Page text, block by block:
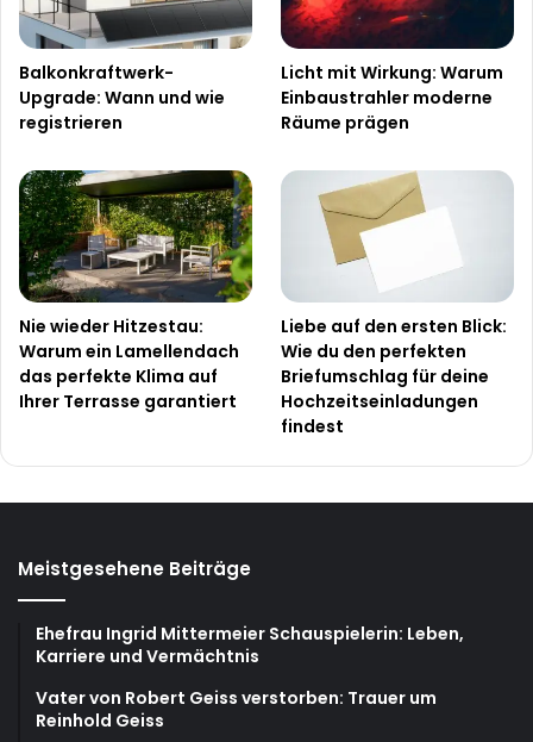
Balkonkraftwerk-
Upgrade: Wann und wie
registrieren
Licht mit Wirkung: Warum
Einbaustrahler moderne
Räume prägen
Nie wieder Hitzestau:
Warum ein Lamellendach
das perfekte Klima auf
Ihrer Terrasse garantiert
Liebe auf den ersten Blick:
Wie du den perfekten
Briefumschlag für deine
Hochzeitseinladungen
findest
Meistgesehene Beiträge
Ehefrau Ingrid Mittermeier Schauspielerin: Leben,
Karriere und Vermächtnis
Vater von Robert Geiss verstorben: Trauer um
Reinhold Geiss